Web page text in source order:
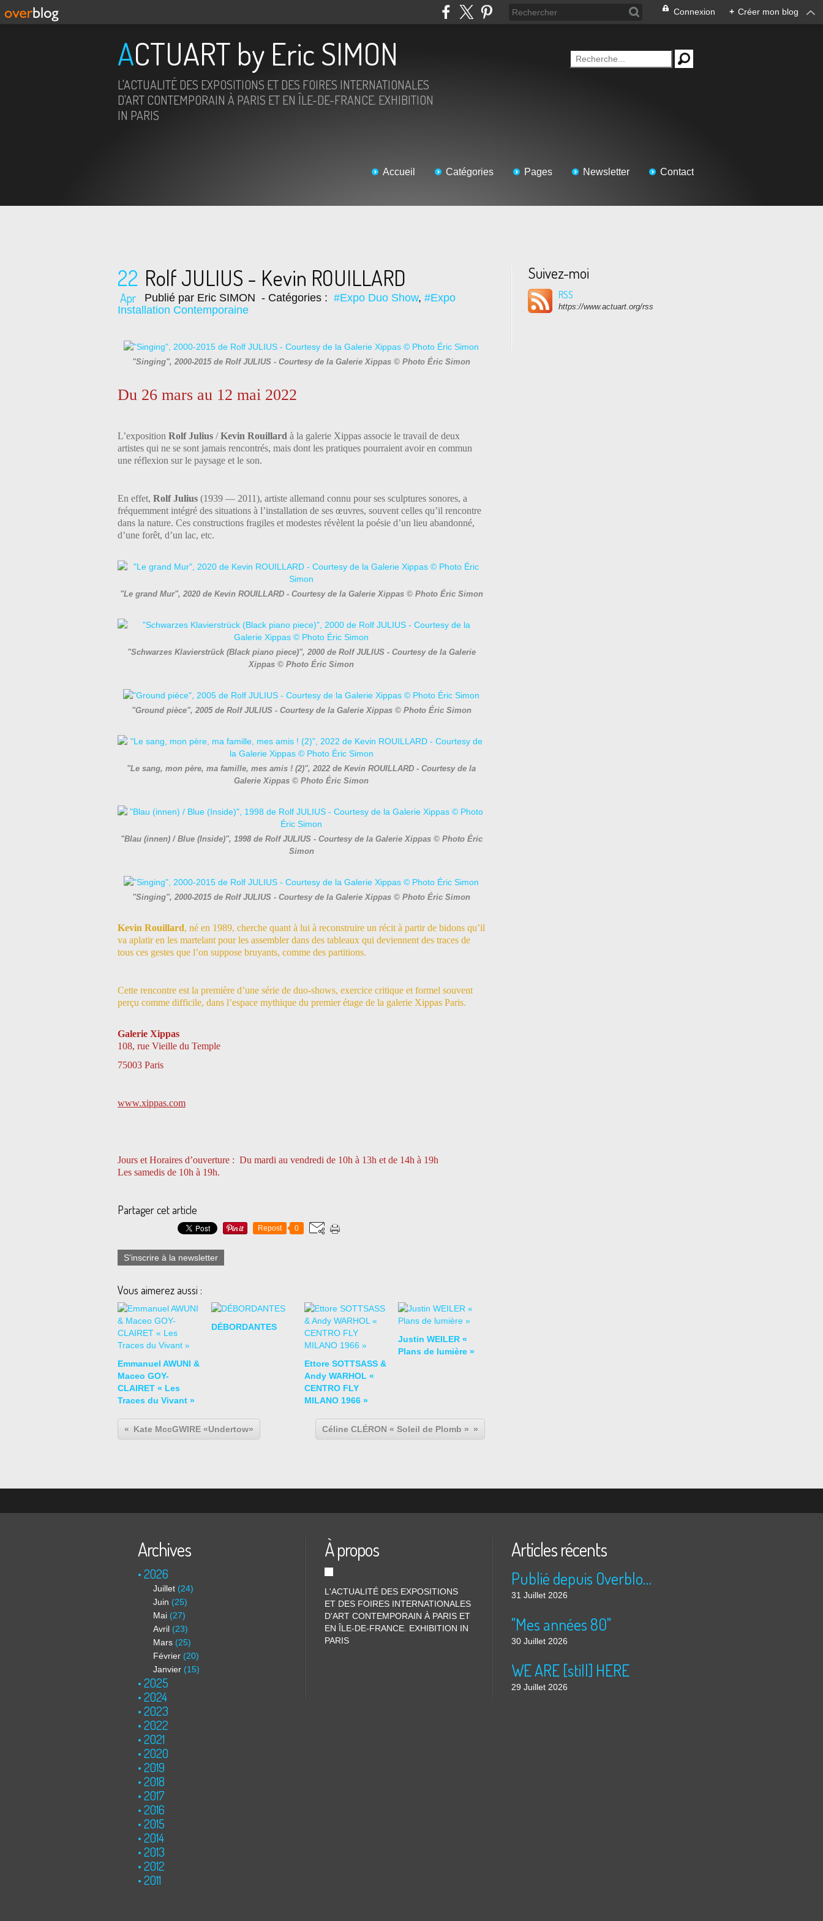
Connexion + Créer mon blog
ACTUART by Eric SIMON
L'ACTUALITÉ DES EXPOSITIONS ET DES FOIRES INTERNATIONALES
D'ART CONTEMPORAIN À PARIS ET EN ÎLE-DE-FRANCE. EXHIBITION
IN PARIS
Accueil Catégories Pages Newsletter Contact
22
Apr
Rolf JULIUS - Kevin ROUILLARD
Publié par Eric SIMON - Catégories : #Expo Duo Show, #Expo
Installation Contemporaine
"Singing", 2000-2015 de Rolf JULIUS - Courtesy de la Galerie Xippas © Photo Éric Simon
Du 26 mars au 12 mai 2022
L’exposition Rolf Julius /Kevin Rouillard à la galerie Xippas associe le travail de deux
artistes qui ne se sont jamais rencontrés, mais dont les pratiques pourraient avoir en commun
une réflexion sur le paysage et le son.
En effet, Rolf Julius (1939 — 2011), artiste allemand connu pour ses sculptures sonores, a
fréquemment intégré des situations à l’installation de ses œuvres, souvent celles qu’il rencontre
dans la nature. Ces constructions fragiles et modestes révèlent la poésie d’un lieu abandonné,
d’une forêt, d’un lac, etc.
"Le grand Mur", 2020 de Kevin ROUILLARD - Courtesy de la Galerie Xippas © Photo Éric Simon
"Schwarzes Klavierstrück (Black piano piece)", 2000 de Rolf JULIUS - Courtesy de la Galerie
Xippas © Photo Éric Simon
"Ground pièce", 2005 de Rolf JULIUS - Courtesy de la Galerie Xippas © Photo Éric Simon
"Le sang, mon père, ma famille, mes amis ! (2)", 2022 de Kevin ROUILLARD - Courtesy de la
Galerie Xippas © Photo Éric Simon
"Blau (innen) / Blue (Inside)", 1998 de Rolf JULIUS - Courtesy de la Galerie Xippas © Photo Éric
Simon
"Singing", 2000-2015 de Rolf JULIUS - Courtesy de la Galerie Xippas © Photo Éric Simon
Kevin Rouillard, né en 1989, cherche quant à lui à reconstruire un récit à partir de bidons qu’il
va aplatir en les martelant pour les assembler dans des tableaux qui deviennent des traces de
tous ces gestes que l’on suppose bruyants, comme des partitions.
Cette rencontre est la première d’une série de duo-shows, exercice critique et formel souvent
perçu comme difficile, dans l’espace mythique du premier étage de la galerie Xippas Paris.
Galerie Xippas
108, rue Vieille du Temple
75003 Paris
www.xippas.com
Jours et Horaires d’ouverture : Du mardi au vendredi de 10h à 13h et de 14h à 19h
Les samedis de 10h à 19h.
Partager cet article
Repost 0
S'inscrire à la newsletter
Vous aimerez aussi :
Emmanuel AWUNI &
Maceo GOY-
CLAIRET « Les
Traces du Vivant »
DÉBORDANTES
Ettore SOTTSASS &
Andy WARHOL «
CENTRO FLY
MILANO 1966 »
Justin WEILER «
Plans de lumière »
Kate MccGWIRE «Undertow» Céline CLÉRON « Soleil de Plomb »
Suivez-moi
RSS
https://www.actuart.org/rss
Archives
2026
Juillet (24)
Juin (25)
Mai (27)
Avril (23)
Mars (25)
Février (20)
Janvier (15)
2025
2024
2023
2022
2021
2020
2019
2018
2017
2016
2015
2014
2013
2012
2011
À propos
L'ACTUALITÉ DES EXPOSITIONS
ET DES FOIRES INTERNATIONALES
D'ART CONTEMPORAIN À PARIS ET
EN ÎLE-DE-FRANCE. EXHIBITION IN
PARIS
Articles récents
Publié depuis Overblog et Facebook
31 Juillet 2026
"Mes années 80"
30 Juillet 2026
WE ARE [still] HERE
29 Juillet 2026